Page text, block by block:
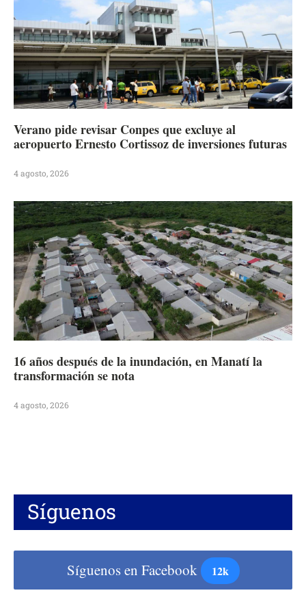
Verano pide revisar Conpes que excluye al
aeropuerto Ernesto Cortissoz de inversiones futuras
4 agosto, 2026
16 años después de la inundación, en Manatí la
transformación se nota
4 agosto, 2026
Síguenos
Síguenos en Facebook 12k